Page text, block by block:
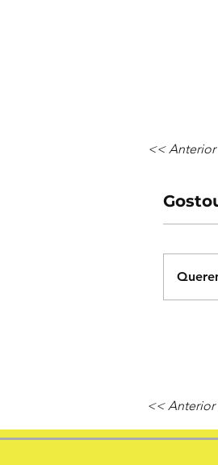
<< Anterior
<< Anterior